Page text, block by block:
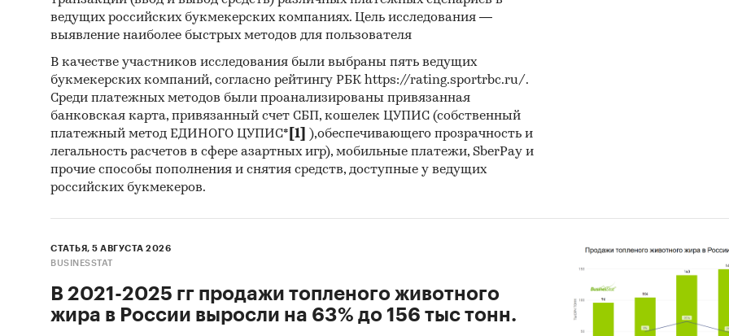
Категории:
ведущих российских букмекерских компаниях. Цель исследования —
выявление наиболее быстрых методов для пользователя
В качестве участников исследования были выбраны пять ведущих
букмекерских компаний, согласно рейтингу РБК https://rating.sportrbc.ru/.
Среди платежных методов были проанализированы привязанная
банковская карта, привязанный счет СБП, кошелек ЦУПИС (собственный
платежный метод ЕДИНОГО ЦУПИС* [1]
),обеспечивающего прозрачность и
легальность расчетов в сфере азартных игр), мобильные платежи, SberPay и
прочие способы пополнения и снятия средств, доступные у ведущих
российских букмекеров.
СТАТЬЯ, 5 АВГУСТА 2026
BUSINESSTAT
В 2021-2025 гг продажи топленого животного
жира в России выросли на 63% до 156 тыс тонн.